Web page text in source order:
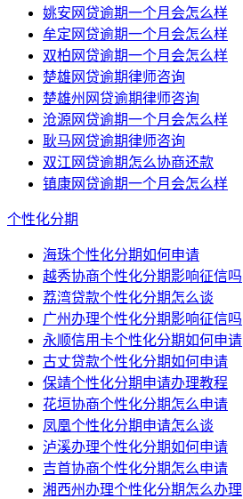
姚安网贷逾期一个月会怎么样
牟定网贷逾期一个月会怎么样
双柏网贷逾期一个月会怎么样
楚雄网贷逾期律师咨询
楚雄州网贷逾期律师咨询
沧源网贷逾期一个月会怎么样
耿马网贷逾期律师咨询
双江网贷逾期怎么协商还款
镇康网贷逾期一个月会怎么样
个性化分期
海珠个性化分期如何申请
越秀协商个性化分期影响征信吗
荔湾贷款个性化分期怎么谈
广州办理个性化分期影响征信吗
永顺信用卡个性化分期如何申请
古丈贷款个性化分期如何申请
保靖个性化分期申请办理教程
花垣协商个性化分期怎么申请
凤凰个性化分期申请怎么谈
泸溪办理个性化分期如何申请
吉首协商个性化分期怎么申请
湘西州办理个性化分期怎么办理